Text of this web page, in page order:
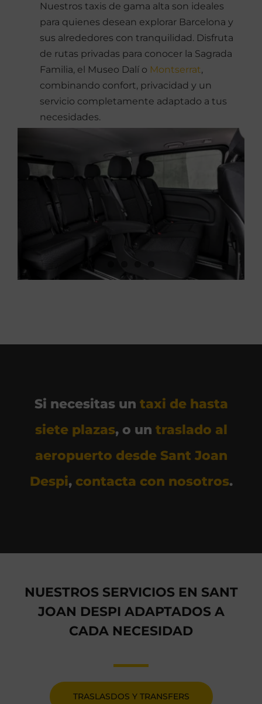
Nuestros taxis de gama alta son ideales
para quienes desean explorar Barcelona y
sus alrededores con tranquilidad. Disfruta
de rutas privadas para conocer la Sagrada
Familia, el Museo Dalí o Montserrat,
combinando confort, privacidad y un
servicio completamente adaptado a tus
necesidades.
Si necesitas un taxi de hasta
siete plazas, o un traslado al
aeropuerto desde Sant Joan
Despi, contacta con nosotros.
NUESTROS SERVICIOS EN SANT
JOAN DESPI ADAPTADOS A
CADA NECESIDAD
TRASLASDOS Y TRANSFERS